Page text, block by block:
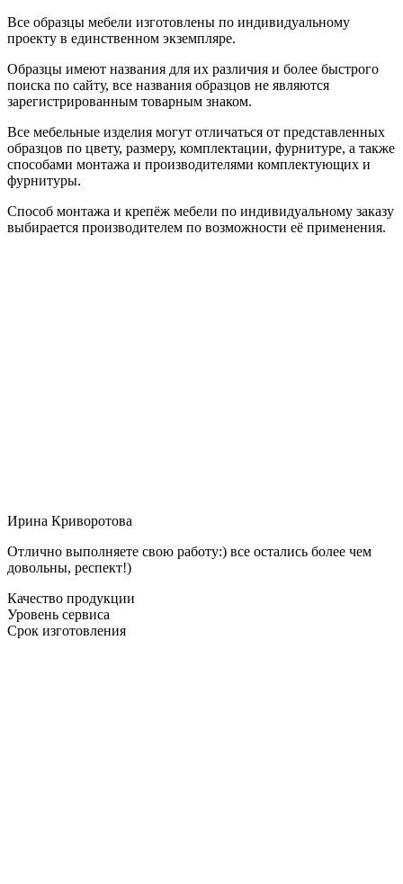
Все образцы мебели изготовлены по индивидуальному
проекту в единственном экземпляре.
Образцы имеют названия для их различия и более быстрого
поиска по сайту, все названия образцов не являются
зарегистрированным товарным знаком.
Все мебельные изделия могут отличаться от представленных
образцов по цвету, размеру, комплектации, фурнитуре, а также
способами монтажа и производителями комплектующих и
фурнитуры.
Способ монтажа и крепёж мебели по индивидуальному заказу
выбирается производителем по возможности её применения.
Ирина Криворотова
Отлично выполняете свою работу:) все остались более чем
довольны, респект!)
Качество продукции
Уровень сервиса
Срок изготовления